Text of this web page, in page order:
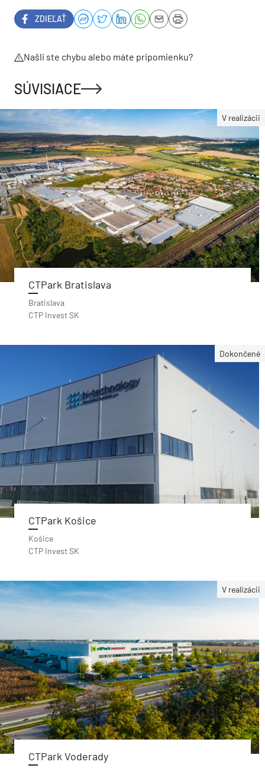
ZDIEĽAŤ
Našli ste chybu alebo máte pripomienku?
SÚVISIACE
V realizácii
CTPark Bratislava
Bratislava
CTP Invest SK
Dokončené
CTPark Košice
Košice
CTP Invest SK
V realizácii
CTPark Voderady